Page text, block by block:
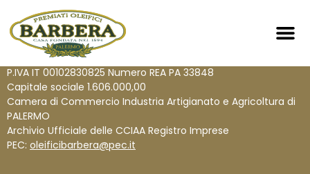
© 2024MANFREDI BARBERA & FIGLI S.P.A.
P.IVA IT 00102830825 Numero REA PA 33848
Capitale sociale 1.606.000,00
Camera di Commercio Industria Artigianato e Agricoltura di
PALERMO
Archivio Ufficiale delle CCIAA Registro Imprese
PEC: oleificibarbera@pec.it